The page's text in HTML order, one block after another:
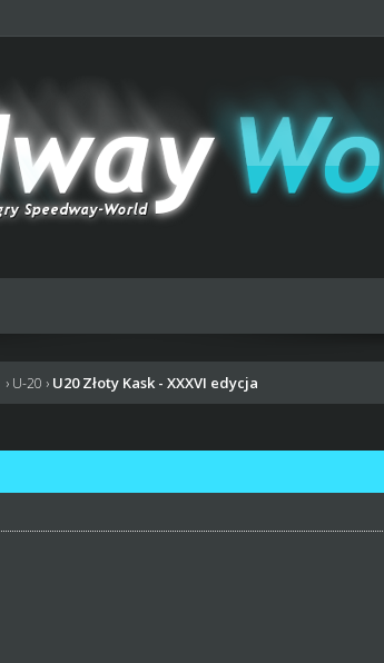
› U-20 › U20 Złoty Kask - XXXVI edycja